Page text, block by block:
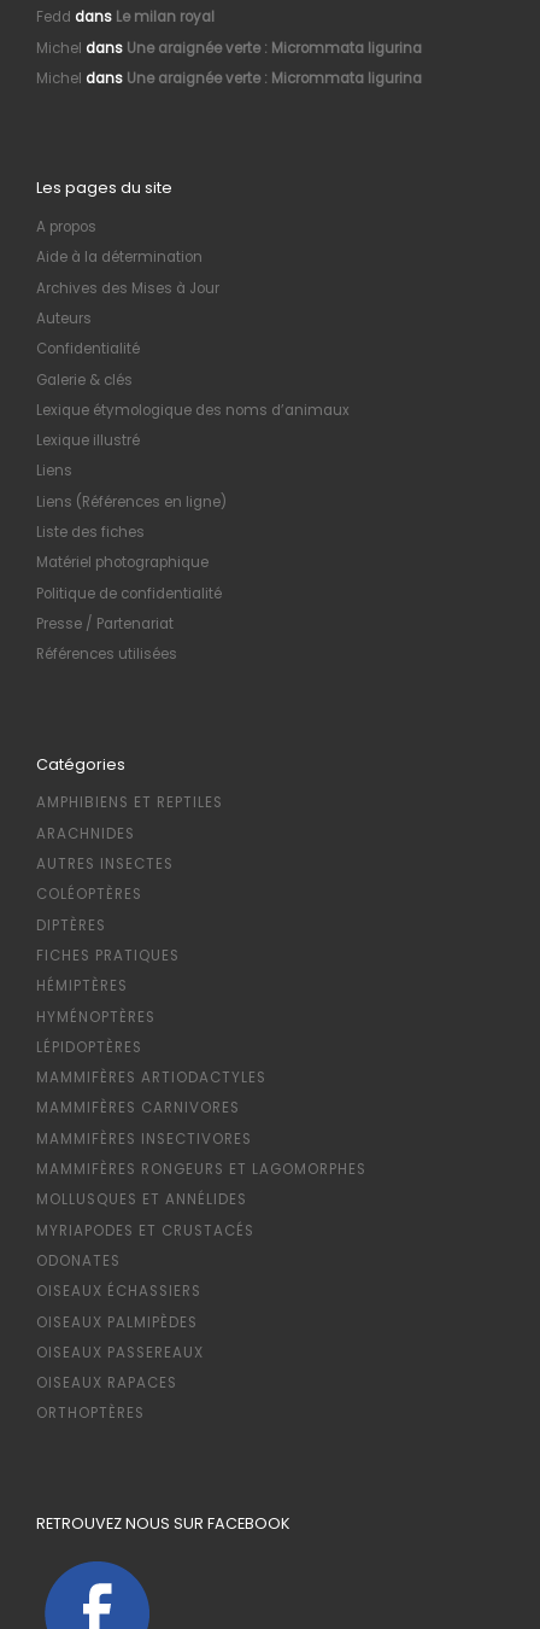
Fedd dans Le milan royal
Michel dans Une araignée verte : Micrommata ligurina
Michel dans Une araignée verte : Micrommata ligurina
Les pages du site
A propos
Aide à la détermination
Archives des Mises à Jour
Auteurs
Confidentialité
Galerie & clés
Lexique étymologique des noms d’animaux
Lexique illustré
Liens
Liens (Références en ligne)
Liste des fiches
Matériel photographique
Politique de confidentialité
Presse / Partenariat
Références utilisées
Catégories
AMPHIBIENS ET REPTILES
ARACHNIDES
AUTRES INSECTES
COLÉOPTÈRES
DIPTÈRES
FICHES PRATIQUES
HÉMIPTÈRES
HYMÉNOPTÈRES
LÉPIDOPTÈRES
MAMMIFÈRES ARTIODACTYLES
MAMMIFÈRES CARNIVORES
MAMMIFÈRES INSECTIVORES
MAMMIFÈRES RONGEURS ET LAGOMORPHES
MOLLUSQUES ET ANNÉLIDES
MYRIAPODES ET CRUSTACÉS
ODONATES
OISEAUX ÉCHASSIERS
OISEAUX PALMIPÈDES
OISEAUX PASSEREAUX
OISEAUX RAPACES
ORTHOPTÈRES
RETROUVEZ NOUS SUR FACEBOOK